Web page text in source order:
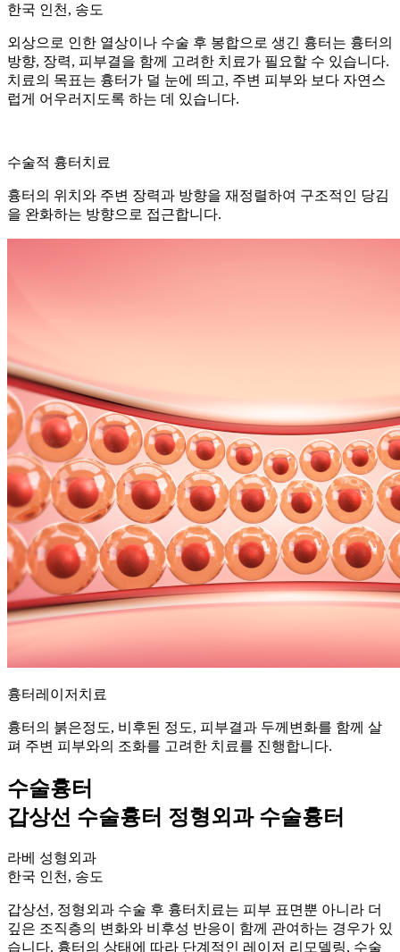
한국 인천, 송도
외상으로 인한 열상이나 수술 후 봉합으로 생긴 흉터는 흉터의
방향, 장력, 피부결을 함께 고려한 치료가 필요할 수 있습니다.
치료의 목표는 흉터가 덜 눈에 띄고, 주변 피부와 보다 자연스
럽게 어우러지도록 하는 데 있습니다.
수술적 흉터치료
흉터의 위치와 주변 장력과 방향을 재정렬하여 구조적인 당김
을 완화하는 방향으로 접근합니다.
흉터레이저치료
흉터의 붉은정도, 비후된 정도, 피부결과 두께변화를 함께 살
펴 주변 피부와의 조화를 고려한 치료를 진행합니다.
수술흉터
갑상선 수술흉터 정형외과 수술흉터
라베 성형외과
한국 인천, 송도
갑상선, 정형외과 수술 후 흉터치료는 피부 표면뿐 아니라 더
깊은 조직층의 변화와 비후성 반응이 함께 관여하는 경우가 있
습니다. 흉터의 상태에 따라 단계적인 레이저 리모델링, 수술